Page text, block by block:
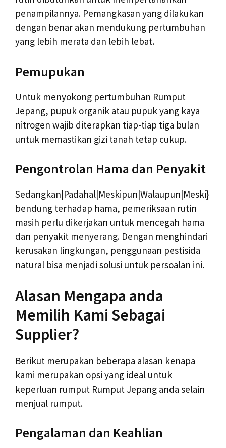
penampilannya. Pemangkasan yang dilakukan
dengan benar akan mendukung pertumbuhan
yang lebih merata dan lebih lebat.
Pemupukan
Untuk menyokong pertumbuhan Rumput
Jepang, pupuk organik atau pupuk yang kaya
nitrogen wajib diterapkan tiap-tiap tiga bulan
untuk memastikan gizi tanah tetap cukup.
Pengontrolan Hama dan Penyakit
Sedangkan|Padahal|Meskipun|Walaupun|Meski}
bendung terhadap hama, pemeriksaan rutin
masih perlu dikerjakan untuk mencegah hama
dan penyakit menyerang. Dengan menghindari
kerusakan lingkungan, penggunaan pestisida
natural bisa menjadi solusi untuk persoalan ini.
Alasan Mengapa anda
Memilih Kami Sebagai
Supplier?
Berikut merupakan beberapa alasan kenapa
kami merupakan opsi yang ideal untuk
keperluan rumput Rumput Jepang anda selain
menjual rumput.
Pengalaman dan Keahlian